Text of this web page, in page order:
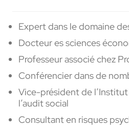
Expert dans le domaine
Docteur es sciences
Professeur associé chez
Conférencier dans de
Vice-président de
l’audit social
Consultant en risques